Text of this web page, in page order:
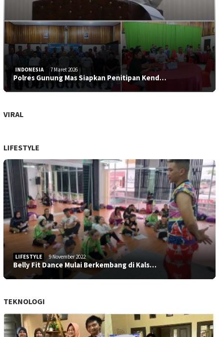
INDONESIA 7 Maret 2026
Polres Gunung Mas Siapkan Penitipan Kend…
VIRAL
LIFESTYLE
LIFESTYLE 9 November 2022
Belly Fit Dance Mulai Berkembang di Kals…
TEKNOLOGI